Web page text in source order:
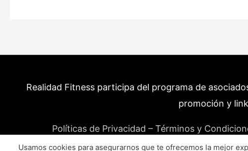
Realidad Fitness participa del programa de
promoción y
Políticas de Privacidad – Términos y
Usamos cookies para asegurarnos que te ofrecemos la mejor